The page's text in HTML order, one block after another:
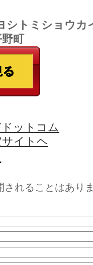
シトミショウ
町
ットコム
イトヘ
されることはあり